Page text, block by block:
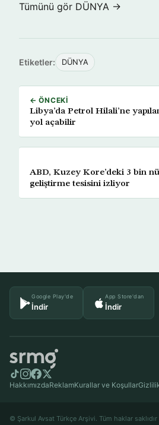
Tümünü gör DÜNYA →
Etiketler: DÜNYA
← ÖNCEKI
Libya’da Petrol Hilali’ne
yol açabilir
ABD, Kuzey Kore’deki 3 bin
geliştirme tesisini izliyor
Google Play'de
İndir
App Store'dan
İndir
HakkımızdaReklamKurallar ve Koşullar
© Şarkul Avsat Türkçe Arşivi. Tüm haklar